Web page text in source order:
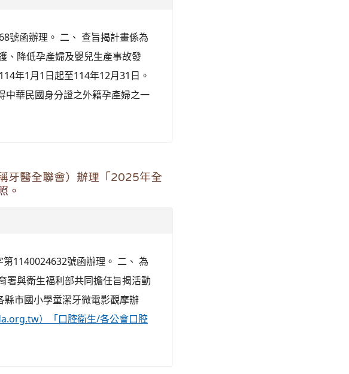
號函辦理。 二、 查旨揭計畫係為
、降低孕產婦及嬰兒生產事故發
年1月1日起至114年12月31日。
中華民國身分證之外籍孕產婦之一
牙醫全聯會）辦理「2025年全
。
1140024632號函辦理。 二、 為
署與衛生福利部共同擔任旨揭活動
市國小學童潔牙微電影觀摩辦
）「口腔衛生/各公會口腔